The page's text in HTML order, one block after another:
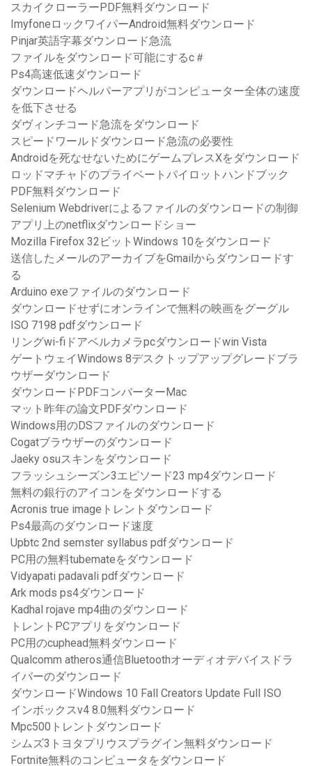
スカイクローラーPDF無料ダウンロード
ImyfoneロックワイパーAndroid無料ダウンロード
Pinjar英語字幕ダウンロード急流
ファイルをダウンロード可能にするc＃
Ps4高速低速ダウンロード
ダウンロードヘルパーアプリがコンピューター全体の速度
を低下させる
ダヴィンチコード急流をダウンロード
スピードワールドダウンロード急流の必要性
Androidを死なせないためにゲームプレスXをダウンロード
ロッドマチャドのプライベートパイロットハンドブック
PDF無料ダウンロード
Selenium Webdriverによるファイルのダウンロードの制御
アプリ上のnetflixダウンロードショー
Mozilla Firefox 32ビットWindows 10をダウンロード
送信したメールのアーカイブをGmailからダウンロードす
る
Arduino exeファイルのダウンロード
ダウンロードせずにオンラインで無料の映画をグーグル
ISO 7198 pdfダウンロード
リングwi-fiドアベルカメラpcダウンロードwin Vista
ゲートウェイWindows 8デスクトップアップグレードブラ
ウザーダウンロード
ダウンロードPDFコンバーターMac
マット昨年の論文PDFダウンロード
Windows用のDSファイルのダウンロード
Cogatブラウザーのダウンロード
Jaeky osuスキンをダウンロード
フラッシュシーズン3エピソード23 mp4ダウンロード
無料の銀行のアイコンをダウンロードする
Acronis true imageトレントダウンロード
Ps4最高のダウンロード速度
Upbtc 2nd semster syllabus pdfダウンロード
PC用の無料tubemateをダウンロード
Vidyapati padavali pdfダウンロード
Ark mods ps4ダウンロード
Kadhal rojave mp4曲のダウンロード
トレントPCアプリをダウンロード
PC用のcuphead無料ダウンロード
Qualcomm atheros通信Bluetoothオーディオデバイスドラ
イバーのダウンロード
ダウンロードWindows 10 Fall Creators Update Full ISO
インボックスv4 8.0無料ダウンロード
Mpc500トレントダウンロード
シムズ3トヨタプリウスプラグイン無料ダウンロード
Fortnite無料のコンピュータをダウンロード